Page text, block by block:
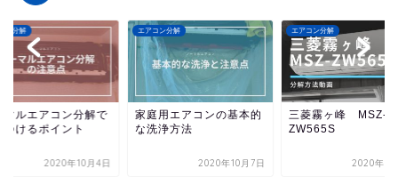
ン分解
マルエアコン分解で
つけるポイント
2020年10月4日
エアコン分解
家庭用エアコンの基本的
な洗浄方法
2020年10月7日
エアコン分解
三菱霧ヶ峰 MSZ-
ZW565S
2020年9